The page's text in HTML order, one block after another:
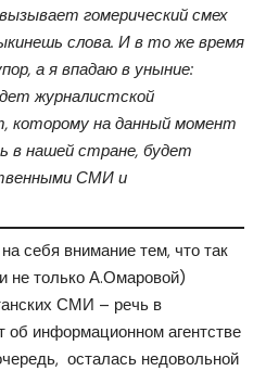
гомерический смех
слова. И в то же время
а я впадаю в уныние:
журналистской
которому на данный момент
в нашей стране, будет
СМИ и
себя внимание тем, что так
не только А.Омаровой)
СМИ – речь в
об информационном агентстве
осталась недовольной